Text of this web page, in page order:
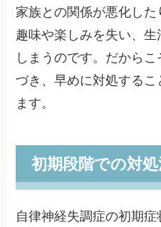
家族との関係が悪化した
趣味や楽しみを失い、
しまうのです。だから
づき、早めに対処する
ます。
初期段階での対
自律神経失調症の初期